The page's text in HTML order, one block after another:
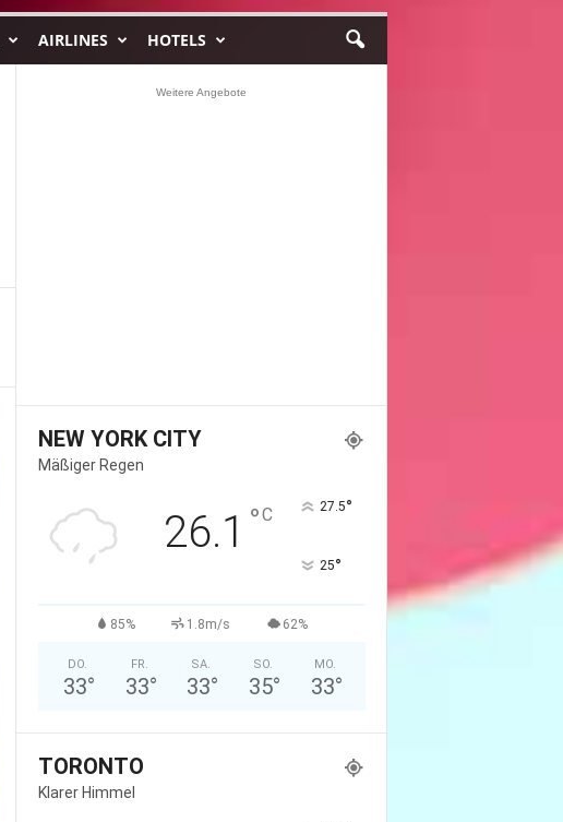
AIRLINES HOTELS
Weitere Angebote
NEW YORK CITY
Mäßiger Regen
26.1 °C 27.5°
25°
85% 1.8m/s 62%
DO.
33°
FR.
33°
SA.
33°
SO.
35°
MO.
33°
TORONTO
Klarer Himmel